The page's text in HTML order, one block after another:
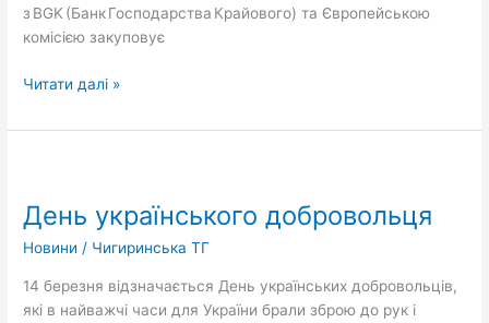
з BGK (Банк Господарства Крайового) та Європейською
комісією закуповує
Читати далі »
День українського добровольця
Новини / Чигиринська ТГ
14 березня відзначається День українських добровольців,
які в найважчі часи для України брали зброю до рук і
добровольця